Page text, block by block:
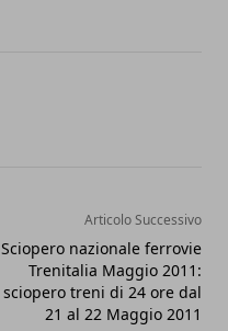
Articolo Successivo
Sciopero nazionale ferrovie
Trenitalia Maggio 2011:
sciopero treni di 24 ore dal
21 al 22 Maggio 2011